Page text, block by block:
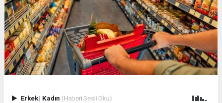
Erkek| Kadın (Haberi Sesli Oku)